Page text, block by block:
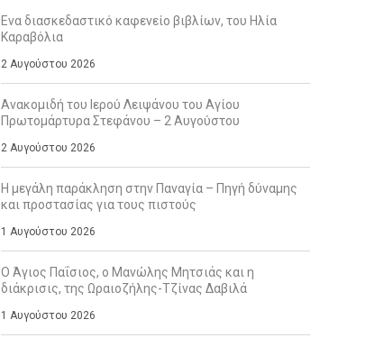
Ενα διασκεδαστικό καφενείο βιβλίων, του Ηλία
Καραβόλια
2 Αυγούστου 2026
Ανακομιδή του Ιερού Λειψάνου του Αγίου
Πρωτομάρτυρα Στεφάνου – 2 Αυγούστου
2 Αυγούστου 2026
Η μεγάλη παράκληση στην Παναγία – Πηγή δύναμης
και προστασίας για τους πιστούς
1 Αυγούστου 2026
Ο Άγιος Παΐσιος, ο Μανώλης Μητσιάς και η
διάκρισις, της Ωραιοζήλης-Τζίνας Δαβιλά
1 Αυγούστου 2026